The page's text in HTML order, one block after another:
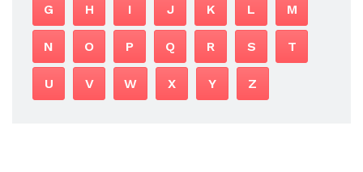
G H I J K L M
N O P Q R S T
U V W X Y Z